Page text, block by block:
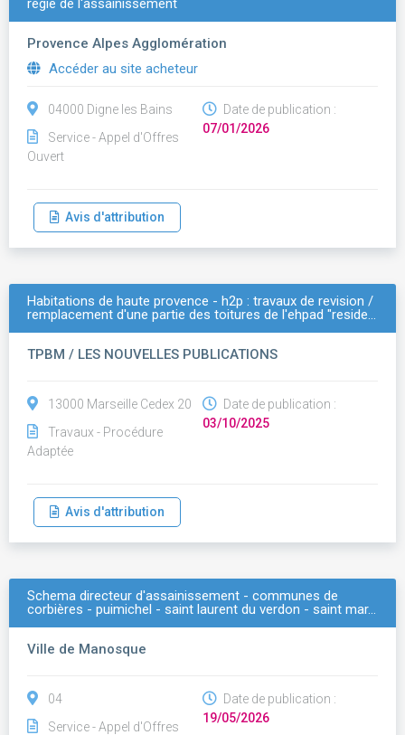
régie de l'assainissement
Provence Alpes Agglomération
Accéder au site acheteur
04000 Digne les Bains
Service - Appel d'Offres
Ouvert
Date de publication :
07/01/2026
Avis d'attribution
Habitations de haute provence - h2p : travaux de revision /
remplacement d'une partie des toitures de l'ehpad "reside…
TPBM / LES NOUVELLES PUBLICATIONS
13000 Marseille Cedex 20
Travaux - Procédure
Adaptée
Date de publication :
03/10/2025
Avis d'attribution
Schema directeur d'assainissement - communes de
corbières - puimichel - saint laurent du verdon - saint mar…
Ville de Manosque
04
Service - Appel d'Offres
Date de publication :
19/05/2026